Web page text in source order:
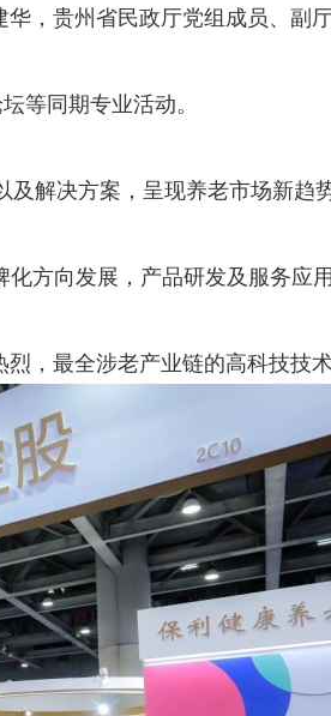
，贵州省民政厅党组成员、副
等同期专业活动。
解决方案，呈现养老市场新
方向发展，产品研发及服务应
，最全涉老产业链的高科技技